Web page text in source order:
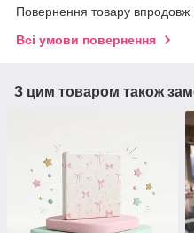
Повернення товару впродовж
Всі умови повернення
З цим товаром також